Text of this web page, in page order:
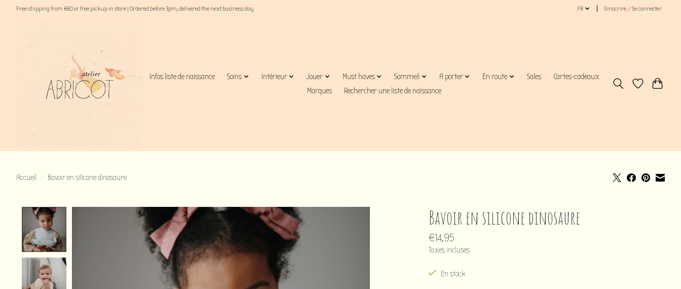
Free shipping from €60 or free pick up in store | Ordered before 3pm, delivered the next business day FR S’inscrire / Se connecter
Infos liste de naissance Soins Intérieur Jouer Must haves Sommeil A porter En route Sales
Cartes-cadeaux
Marques
Rechercher une liste de naissance
Accueil / Bavoir en silicone dinosaure
Product image slideshow Items Bavoir en silicone dinosaure
€14,95
Taxes incluses
En stock